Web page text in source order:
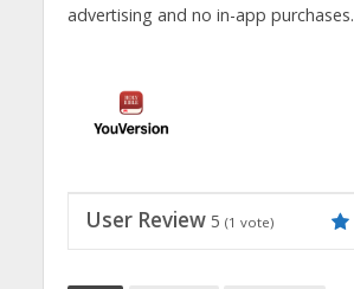
advertising and no in-app purchases.
User Review 5 (1 vote)